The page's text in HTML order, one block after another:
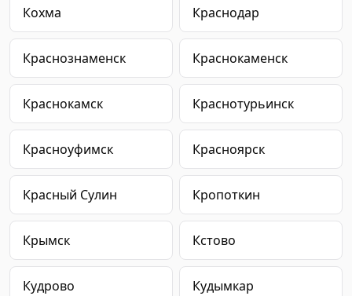
Кохма Краснодар
Краснознаменск Краснокаменск
Краснокамск Краснотурьинск
Красноуфимск Красноярск
Красный Сулин Кропоткин
Крымск Кстово
Кудрово Кудымкар